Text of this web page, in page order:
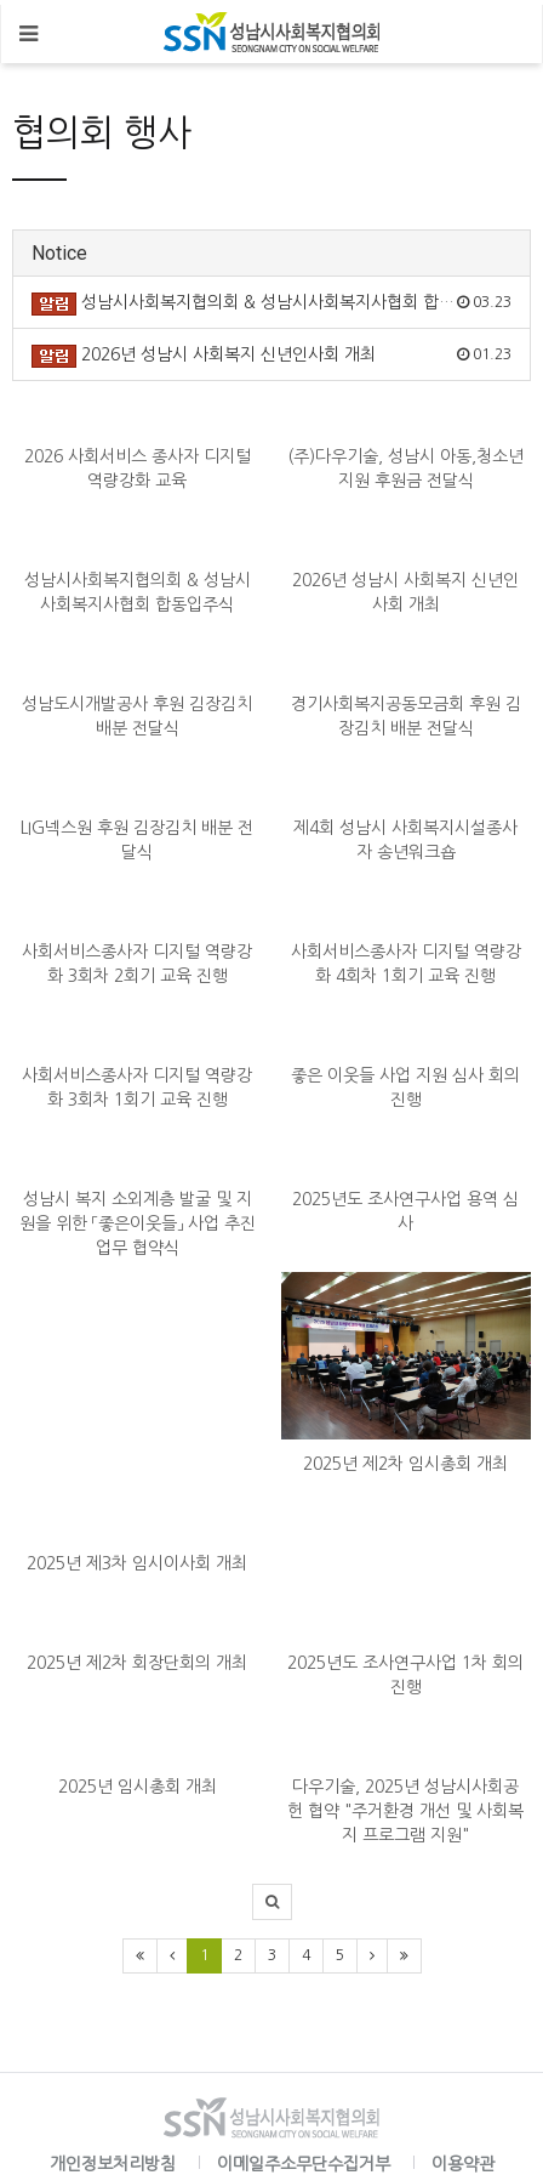
협의회 행사
Notice
03.23
성남시사회복지협의회 & 성남시사회복지사협회 합동입주식
01.23
2026년 성남시 사회복지 신년인사회 개최
2026 사회서비스 종사자 디지털
역량강화 교육
(주)다우기술, 성남시 아동,청소년
지원 후원금 전달식
성남시사회복지협의회 & 성남시
사회복지사협회 합동입주식
2026년 성남시 사회복지 신년인
사회 개최
성남도시개발공사 후원 김장김치
배분 전달식
경기사회복지공동모금회 후원 김
장김치 배분 전달식
LIG넥스원 후원 김장김치 배분 전
달식
제4회 성남시 사회복지시설종사
자 송년워크숍
사회서비스종사자 디지털 역량강
화 3회차 2회기 교육 진행
사회서비스종사자 디지털 역량강
화 4회차 1회기 교육 진행
사회서비스종사자 디지털 역량강
화 3회차 1회기 교육 진행
좋은 이웃들 사업 지원 심사 회의
진행
성남시 복지 소외계층 발굴 및 지
원을 위한 「좋은이웃들」 사업 추진
업무 협약식
2025년도 조사연구사업 용역 심
사
2025년 제2차 임시총회 개최
2025년 제3차 임시이사회 개최
2025년 제2차 회장단회의 개최
2025년도 조사연구사업 1차 회의
진행
2025년 임시총회 개최
다우기술, 2025년 성남시사회공
헌 협약 "주거환경 개선 및 사회복
지 프로그램 지원"
1 2 3 4 5
개인정보처리방침 이메일주소무단수집거부 이용약관